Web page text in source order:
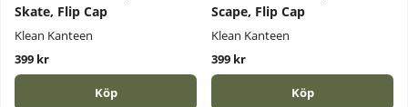
Skate, Flip Cap
Klean Kanteen
399 kr
Köp
Scape, Flip Cap
Klean Kanteen
399 kr
Köp